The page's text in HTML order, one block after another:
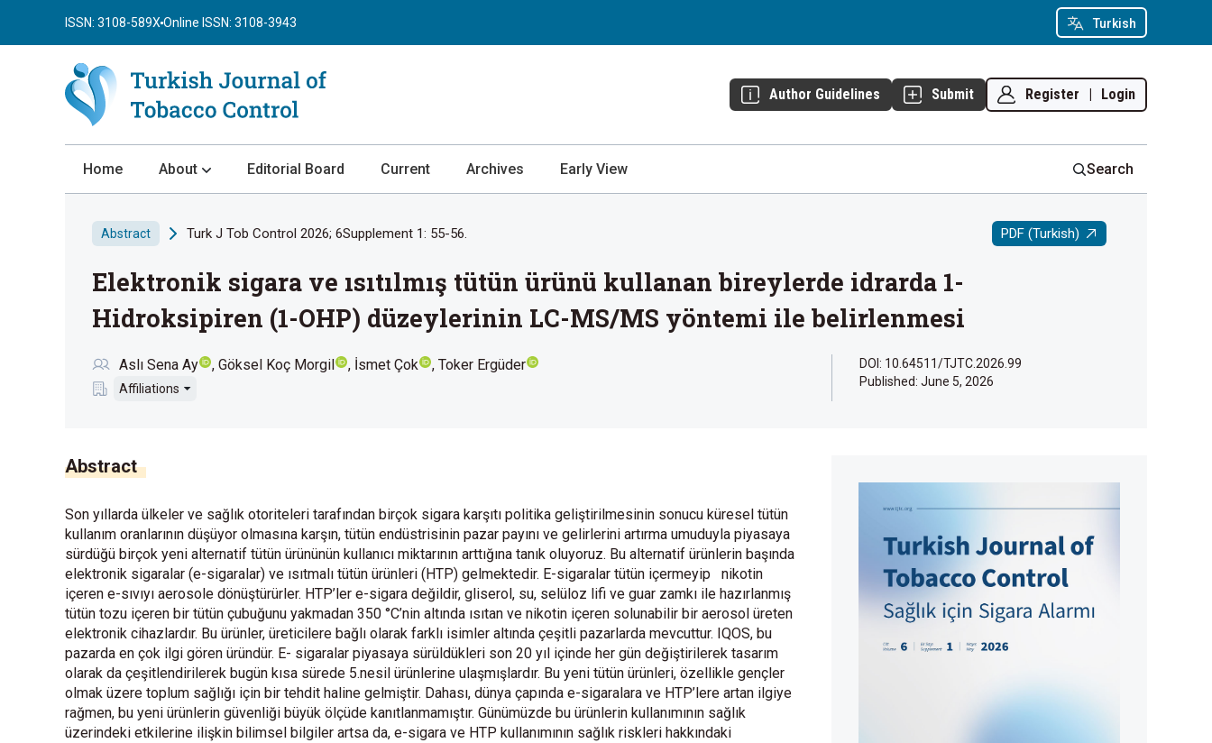
Turkish
ISSN: 3108-589X Online ISSN: 3108-3943
Author Guidelines Submit Register | Login
Home About
Author Guidelines
Review Process
Publication Ethics
Privacy Statement
Editorial Board Current Archives Early View Search
Abstract Turk J Tob Control 2026; 6Supplement 1: 55-56. PDF (Turkish)
Elektronik sigara ve ısıtılmış tütün ürünü kullanan bireylerde idrarda 1-
Hidroksipiren (1-OHP) düzeylerinin LC-MS/MS yöntemi ile belirlenmesi
Aslı Sena Ay Göksel Koç Morgil İsmet Çok Toker Ergüder
Affiliations
DOI: 10.64511/TJTC.2026.99
Published: June 5, 2026
Abstract
Son yıllarda ülkeler ve sağlık otoriteleri tarafından birçok sigara karşıtı politika geliştirilmesinin sonucu küresel tütün
kullanım oranlarının düşüyor olmasına karşın, tütün endüstrisinin pazar payını ve gelirlerini artırma umuduyla piyasaya
sürdüğü birçok yeni alternatif tütün ürününün kullanıcı miktarının arttığına tanık oluyoruz. Bu alternatif ürünlerin başında
elektronik sigaralar (e-sigaralar) ve ısıtmalı tütün ürünleri (HTP) gelmektedir. E-sigaralar tütün içermeyip nikotin
içeren e-sıvıyı aerosole dönüştürürler. HTP’ler e-sigara değildir, gliserol, su, selüloz lifi ve guar zamkı ile hazırlanmış
tütün tozu içeren bir tütün çubuğunu yakmadan 350 °C’nin altında ısıtan ve nikotin içeren solunabilir bir aerosol üreten
elektronik cihazlardır. Bu ürünler, üreticilere bağlı olarak farklı isimler altında çeşitli pazarlarda mevcuttur. IQOS, bu
pazarda en çok ilgi gören üründür. E- sigaralar piyasaya sürüldükleri son 20 yıl içinde her gün değiştirilerek tasarım
olarak da çeşitlendirilerek bugün kısa sürede 5.nesil ürünlerine ulaşmışlardır. Bu yeni tütün ürünleri, özellikle gençler
olmak üzere toplum sağlığı için bir tehdit haline gelmiştir. Dahası, dünya çapında e-sigaralara ve HTP’lere artan ilgiye
rağmen, bu yeni ürünlerin güvenliği büyük ölçüde kanıtlanmamıştır. Günümüzde bu ürünlerin kullanımının sağlık
üzerindeki etkilerine ilişkin bilimsel bilgiler artsa da, e-sigara ve HTP kullanımının sağlık riskleri hakkındaki